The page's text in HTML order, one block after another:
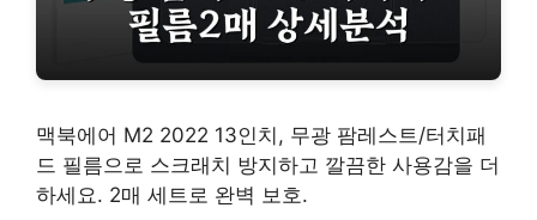
맥북에어 M2 2022 13인치, 무광 팜레스트/터치패
드 필름으로 스크래치 방지하고 깔끔한 사용감을 더
하세요. 2매 세트로 완벽 보호.